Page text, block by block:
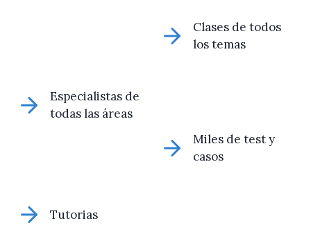
Clases de todos
los temas
Especialistas de
todas las áreas
Miles de test y
casos
Tutorias